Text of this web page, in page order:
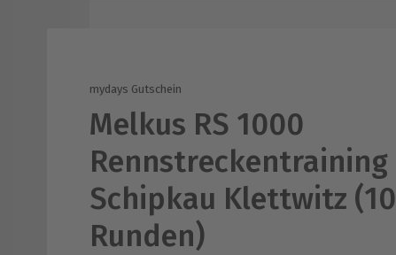
mydays Gutschein
Melkus RS 1000
Rennstreckentraining
Schipkau Klettwitz (10
Runden)